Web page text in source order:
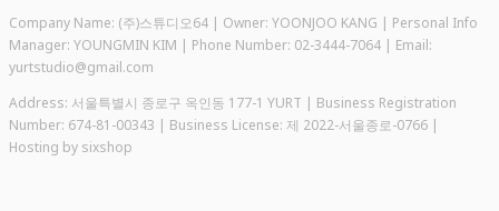
Company Name: (주)스튜디오64 | Owner: YOONJOO KANG | Personal Info
Manager: YOUNGMIN KIM | Phone Number: 02-3444-7064 | Email:
yurtstudio@gmail.com
Address: 서울특별시 종로구 옥인동 177-1 YURT | Business Registration
Number: 674-81-00343 | Business License: 제 2022-서울종로-0766 |
Hosting by sixshop